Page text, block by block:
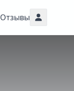
Отзывы